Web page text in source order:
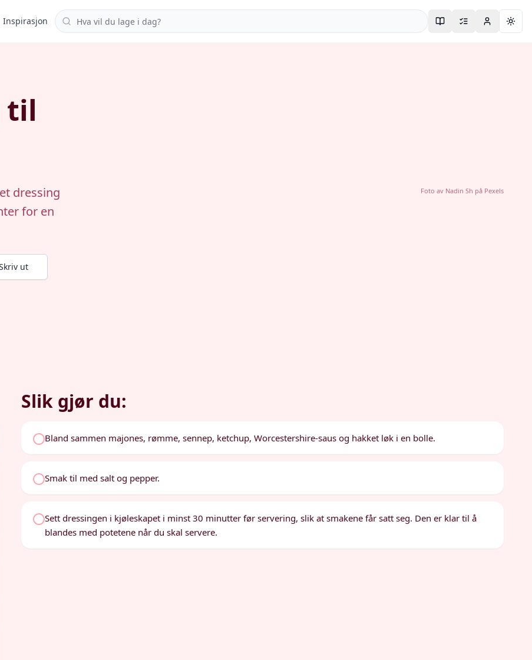
Inspirasjon Søk i oppskrifter
til
dressing
for en
ut
Foto av Nadin Sh på Pexels
Slik gjør du:
Bland sammen majones, rømme, sennep, ketchup, Worcestershire-saus og hakket løk i en bolle.
Smak til med salt og pepper.
Sett dressingen i kjøleskapet i minst 30 minutter før servering, slik at smakene får satt seg. Den er klar til å
blandes med potetene når du skal servere.